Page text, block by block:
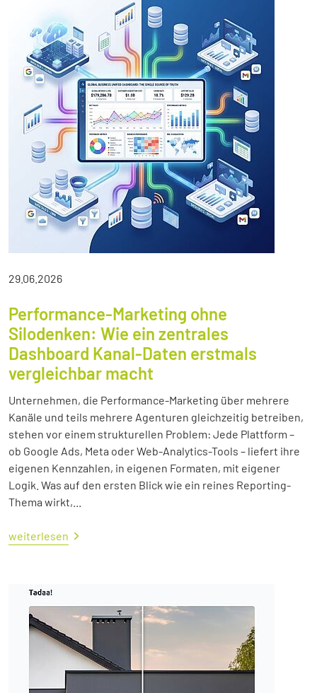
29.06.2026
Performance-Marketing ohne
Silodenken: Wie ein zentrales
Dashboard Kanal-Daten erstmals
vergleichbar macht
Unternehmen, die Performance-Marketing über mehrere
Kanäle und teils mehrere Agenturen gleichzeitig betreiben,
stehen vor einem strukturellen Problem: Jede Plattform –
ob Google Ads, Meta oder Web-Analytics-Tools – liefert ihre
eigenen Kennzahlen, in eigenen Formaten, mit eigener
Logik. Was auf den ersten Blick wie ein reines Reporting-
Thema wirkt,...
weiterlesen